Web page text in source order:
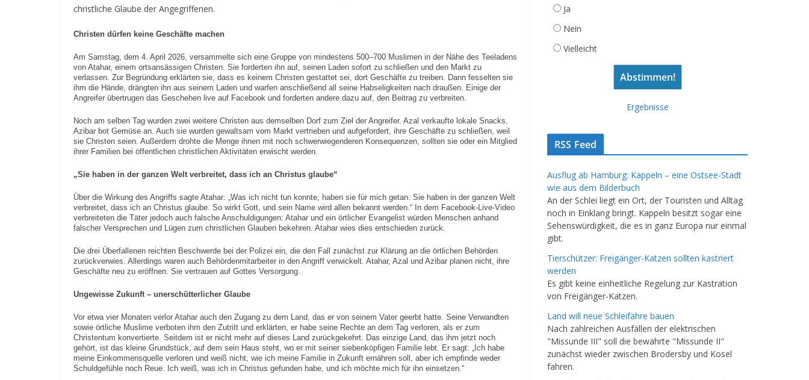
christliche Glaube der Angegriffenen.
Christen dürfen keine Geschäfte machen
Am Samstag, dem 4. April 2026, versammelte sich eine Gruppe von mindestens 500–700 Muslimen in der Nähe des Teeladens
von Atahar, einem ortsansässigen Christen. Sie forderten ihn auf, seinen Laden sofort zu schließen und den Markt zu
verlassen. Zur Begründung erklärten sie, dass es keinem Christen gestattet sei, dort Geschäfte zu treiben. Dann fesselten sie
ihm die Hände, drängten ihn aus seinem Laden und warfen anschließend all seine Habseligkeiten nach draußen. Einige der
Angreifer übertrugen das Geschehen live auf Facebook und forderten andere dazu auf, den Beitrag zu verbreiten.
Noch am selben Tag wurden zwei weitere Christen aus demselben Dorf zum Ziel der Angreifer. Azal verkaufte lokale Snacks,
Azibar bot Gemüse an. Auch sie wurden gewaltsam vom Markt vertrieben und aufgefordert, ihre Geschäfte zu schließen, weil
sie Christen seien. Außerdem drohte die Menge ihnen mit noch schwerwiegenderen Konsequenzen, sollten sie oder ein Mitglied
ihrer Familien bei öffentlichen christlichen Aktivitäten erwischt werden.
„Sie haben in der ganzen Welt verbreitet, dass ich an Christus glaube“
Über die Wirkung des Angriffs sagte Atahar: „Was ich nicht tun konnte, haben sie für mich getan. Sie haben in der ganzen Welt
verbreitet, dass ich an Christus glaube. So wirkt Gott, und sein Name wird allen bekannt werden.“ In dem Facebook-Live-Video
verbreiteten die Täter jedoch auch falsche Anschuldigungen: Atahar und ein örtlicher Evangelist würden Menschen anhand
falscher Versprechen und Lügen zum christlichen Glauben bekehren. Atahar wies dies entschieden zurück.
Die drei Überfallenen reichten Beschwerde bei der Polizei ein, die den Fall zunächst zur Klärung an die örtlichen Behörden
zurückverwies. Allerdings waren auch Behördenmitarbeiter in den Angriff verwickelt. Atahar, Azal und Azibar planen nicht, ihre
Geschäfte neu zu eröffnen. Sie vertrauen auf Gottes Versorgung.
Ungewisse Zukunft – unerschütterlicher Glaube
Vor etwa vier Monaten verlor Atahar auch den Zugang zu dem Land, das er von seinem Vater geerbt hatte. Seine Verwandten
sowie örtliche Muslime verboten ihm den Zutritt und erklärten, er habe seine Rechte an dem Tag verloren, als er zum
Christentum konvertierte. Seitdem ist er nicht mehr auf dieses Land zurückgekehrt. Das einzige Land, das ihm jetzt noch
gehört, ist das kleine Grundstück, auf dem sein Haus steht, wo er mit seiner siebenköpfigen Familie lebt. Er sagt: „Ich habe
meine Einkommensquelle verloren und weiß nicht, wie ich meine Familie in Zukunft ernähren soll, aber ich empfinde weder
Schuldgefühle noch Reue. Ich weiß, was ich in Christus gefunden habe, und ich möchte mich für ihn einsetzen.“
Ja
Nein
Vielleicht
Ergebnisse
RSS Feed
Ausflug ab Hamburg: Kappeln – eine Ostsee-Stadt
wie aus dem Bilderbuch
An der Schlei liegt ein Ort, der Touristen und Alltag
noch in Einklang bringt. Kappeln besitzt sogar eine
Sehenswürdigkeit, die es in ganz Europa nur einmal
gibt.
Tierschützer: Freigänger-Katzen sollten kastriert
werden
Es gibt keine einheitliche Regelung zur Kastration
von Freigänger-Katzen.
Land will neue Schleifähre bauen
Nach zahlreichen Ausfällen der elektrischen
"Missunde III" soll die bewährte "Missunde II"
zunächst wieder zwischen Brodersby und Kosel
fahren.